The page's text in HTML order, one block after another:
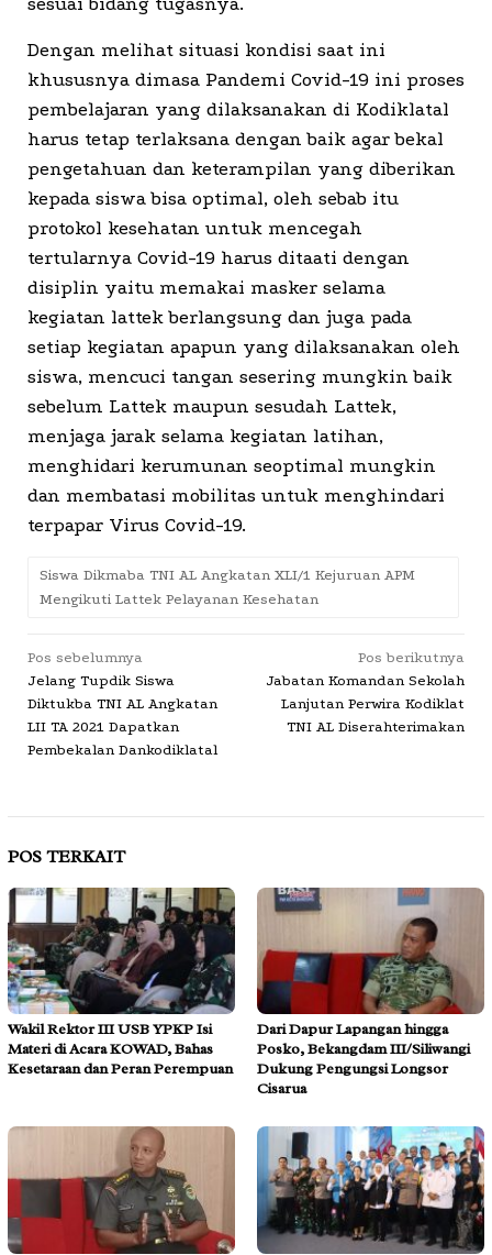
Dengan melihat situasi kondisi saat ini
khususnya dimasa Pandemi Covid-19 ini proses
pembelajaran yang dilaksanakan di Kodiklatal
harus tetap terlaksana dengan baik agar bekal
pengetahuan dan keterampilan yang diberikan
kepada siswa bisa optimal, oleh sebab itu
protokol kesehatan untuk mencegah
tertularnya Covid-19 harus ditaati dengan
disiplin yaitu memakai masker selama
kegiatan lattek berlangsung dan juga pada
setiap kegiatan apapun yang dilaksanakan oleh
siswa, mencuci tangan sesering mungkin baik
sebelum Lattek maupun sesudah Lattek,
menjaga jarak selama kegiatan latihan,
menghidari kerumunan seoptimal mungkin
dan membatasi mobilitas untuk menghindari
terpapar Virus Covid-19.
Siswa Dikmaba TNI AL Angkatan XLI/1 Kejuruan APM
Mengikuti Lattek Pelayanan Kesehatan
Navigasi
pos
Pos sebelumnya
Jelang Tupdik Siswa
Diktukba TNI AL Angkatan
LII TA 2021 Dapatkan
Pembekalan Dankodiklatal
Pos berikutnya
Jabatan Komandan Sekolah
Lanjutan Perwira Kodiklat
TNI AL Diserahterimakan
POS TERKAIT
Wakil Rektor III USB YPKP Isi
Materi di Acara KOWAD, Bahas
Kesetaraan dan Peran Perempuan
Dari Dapur Lapangan hingga
Posko, Bekangdam III/Siliwangi
Dukung Pengungsi Longsor
Cisarua